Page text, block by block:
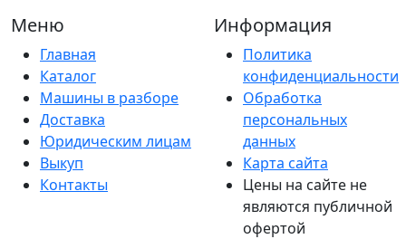
Меню
Главная
Каталог
Машины в разборе
Доставка
Юридическим лицам
Выкуп
Контакты
Информация
Политика
конфиденциальности
Обработка
персональных
данных
Карта сайта
Цены на сайте не
являются публичной
офертой